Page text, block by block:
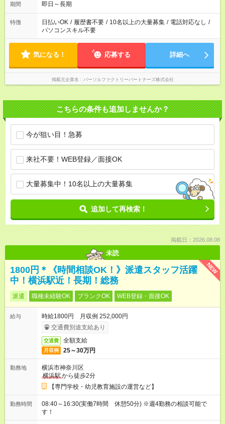
期間 即日～長期
特徴 日払いOK / 履歴書不要 / 10名以上の大量募集 / 電話対応なし /
パソコンスキル不要
気になる！ 応募する 詳細へ
掲載元企業名 パーソルファクトリーパートナーズ株式会社
こちらの条件も追加しませんか？
今が狙い目！急募
来社不要！WEB登録／面接OK
大量募集中！10名以上の大量募集
追加して再検索！
掲載日：2026.08.08
未読
NEW
1800円＊《時間相談OK！》派遣スタッフ活躍
中！横浜駅近！長期！総務
派遣 職種未経験OK ブランクOK WEB登録・面接OK
給与
時給1800円 月収例 252,000円
交通費別途支給あり
交通費 全額支給
月収例 25～30万円
勤務地
横浜市神奈川区
横浜駅から徒歩2分
【専門学校・幼児教育施設の運営など】
勤務時間
08:40～16:30(実働7時間 休憩50分) ※週4勤務の相談可能で
す！